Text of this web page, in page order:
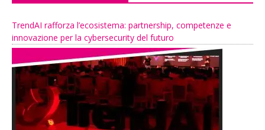
TrendAI rafforza l’ecosistema: partnership, competenze e
innovazione per la cybersecurity del futuro